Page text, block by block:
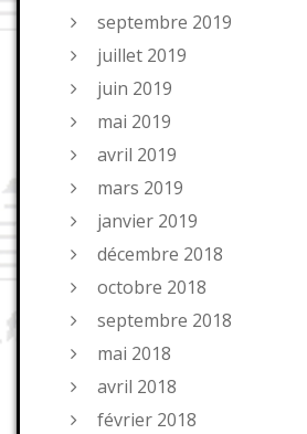
septembre 2019
juillet 2019
juin 2019
mai 2019
avril 2019
mars 2019
janvier 2019
décembre 2018
octobre 2018
septembre 2018
mai 2018
avril 2018
février 2018